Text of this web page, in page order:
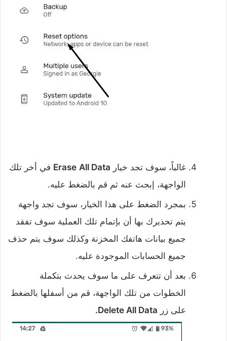
غالباً، سوف تجد خيار Erase All Data
في أخر تلك
الواجهة، إبحث عنه ثم قم بالضغط عليه.
بمجرد الضغط على هذا الخيار، سوف تجد واجهة
يتم تحذيرك بها أن بإتمام تلك العملية سوف تفقد
جميع بيانات هاتفك المخزنة وكذلك سوف يتم حذف
جميع الحسابات الموجودة عليه.
بعد أن تتعرف على ما سوف يحدث بتكملة
الخطوات من تلك الواجهة، قم من أسفلها بالضغط
على زر Delete All Data.